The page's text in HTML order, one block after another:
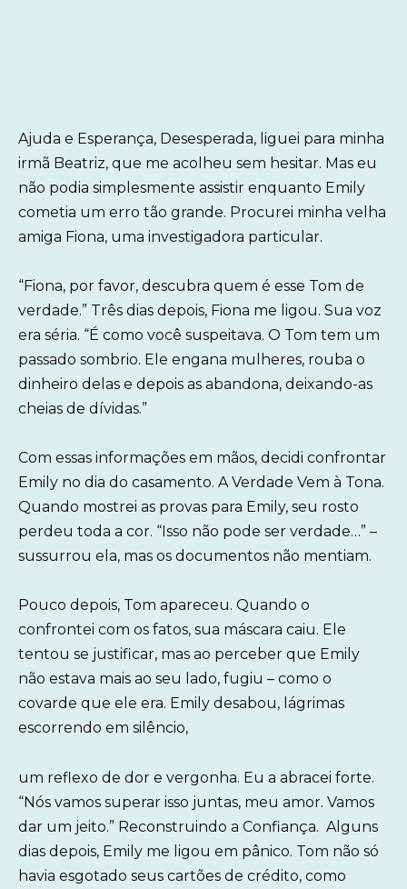
Ajuda e Esperança, Desesperada, liguei para minha
irmã Beatriz, que me acolheu sem hesitar. Mas eu
não podia simplesmente assistir enquanto Emily
cometia um erro tão grande. Procurei minha velha
amiga Fiona, uma investigadora particular.
“Fiona, por favor, descubra quem é esse Tom de
verdade.” Três dias depois, Fiona me ligou. Sua voz
era séria. “É como você suspeitava. O Tom tem um
passado sombrio. Ele engana mulheres, rouba o
dinheiro delas e depois as abandona, deixando-as
cheias de dívidas.”
Com essas informações em mãos, decidi confrontar
Emily no dia do casamento. A Verdade Vem à Tona.
Quando mostrei as provas para Emily, seu rosto
perdeu toda a cor. “Isso não pode ser verdade…” –
sussurrou ela, mas os documentos não mentiam.
Pouco depois, Tom apareceu. Quando o
confrontei com os fatos, sua máscara caiu. Ele
tentou se justificar, mas ao perceber que Emily
não estava mais ao seu lado, fugiu – como o
covarde que ele era. Emily desabou, lágrimas
escorrendo em silêncio,
um reflexo de dor e vergonha. Eu a abracei forte.
“Nós vamos superar isso juntas, meu amor. Vamos
dar um jeito.” Reconstruindo a Confiança. Alguns
dias depois, Emily me ligou em pânico. Tom não só
havia esgotado seus cartões de crédito, como